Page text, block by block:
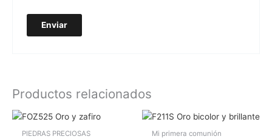
Productos relacionados
PIEDRAS PRECIOSAS Mi primera comunión